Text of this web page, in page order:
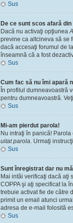
Sus
De ce sunt scos afară
Dacă nu activaţi opţiunea
previne ca altcineva să se
dacă accesaţi forumul de
înseamnă că a fost
Sus
Cum fac să nu îmi apară
În profilul dumneavoastră
pentru dumneavoastră.
Sus
Mi-am pierdut parola!
Nu intraţi în panică!
uitat parola. Urmaţi
Sus
Sunt înregistrat dar nu
Mai intâi verificaţi dacă aţi
COPPA şi aţi specificat la
trebuie activat fie de către
primit un email atunci
adresa de e-mail folosită
Sus